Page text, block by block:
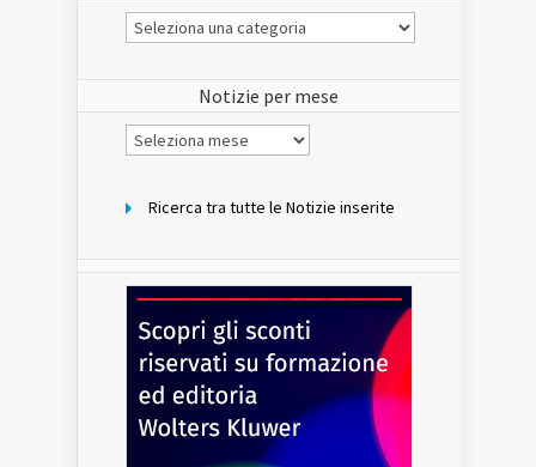
Le
Notizie
Notizie per mese
Notizie
per
Ricerca tra tutte le Notizie inserite